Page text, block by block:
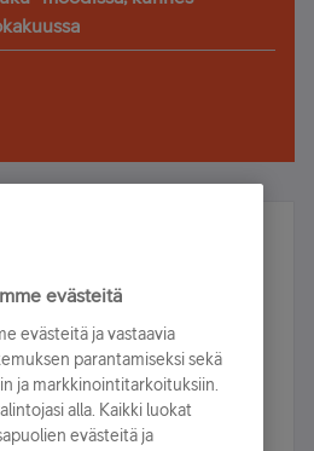
ja voita!
olet mukana arvonnassa.
evästeitä
evästeitä ja vastaavia
parantamiseksi sekä
ja markkinointitarkoituksiin.
alla. Kaikki luokat
evästeitä ja